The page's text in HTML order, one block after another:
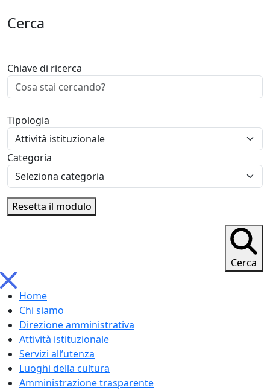
Cerca
Chiave di ricerca
Tipologia
Categoria
Resetta il modulo
Cerca
Home
Chi siamo
Direzione amministrativa
Attività istituzionale
Servizi all’utenza
Luoghi della cultura
Amministrazione trasparente